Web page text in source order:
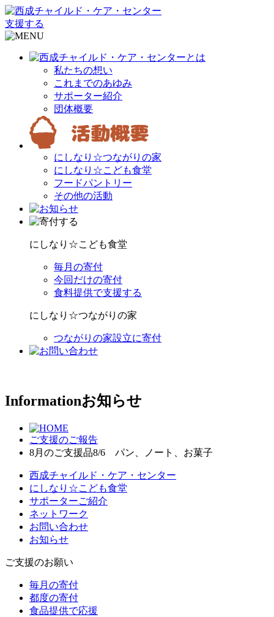
支援する
私たちの想い
これまでのあゆみ
サポーター紹介
団体概要
にしなり☆つながりの家
にしなり☆こども食堂
フードパントリー
その他の活動
にしなり☆こども食堂
毎月の寄付
今回だけの寄付
食料提供で支援する
にしなり☆つながりの家
つながりの家設立に寄付
Informationお知らせ
ご支援のご報告
8月のご支援品8/6 パン、ノート、お菓子
西成チャイルド・ケア・センター
にしなり☆こども食堂
サポーターご紹介
ネットワーク
お問い合わせ
お知らせ
ご支援のお願い
毎月の寄付
都度の寄付
食品提供で応援